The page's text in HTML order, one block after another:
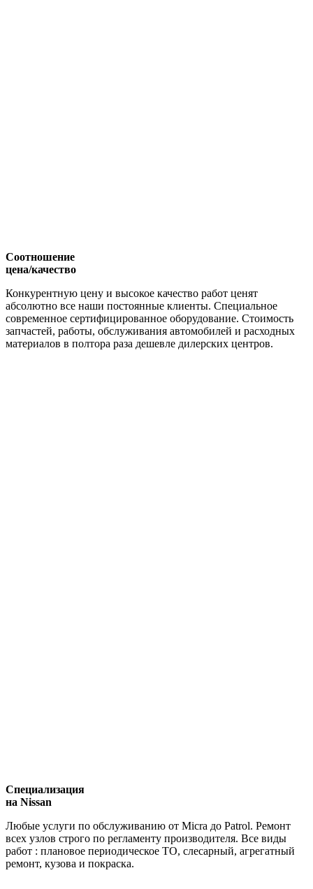
Соотношение
цена/качество
Конкурентную цену и высокое качество работ ценят
абсолютно все наши постоянные клиенты. Специальное
современное сертифицированное оборудование. Стоимость
запчастей, работы, обслуживания автомобилей и расходных
материалов в полтора раза дешевле дилерских центров.
Специализация
на Nissan
Любые услуги по обслуживанию от Micra до Patrol. Ремонт
всех узлов строго по регламенту производителя. Все виды
работ : плановое периодическое ТО, слесарный, агрегатный
ремонт, кузова и покраска.